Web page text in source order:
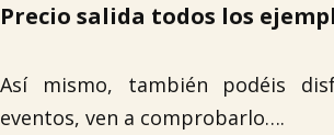
Precio salida todos los
Así mismo, también podéis
eventos, ven a comprobarlo….